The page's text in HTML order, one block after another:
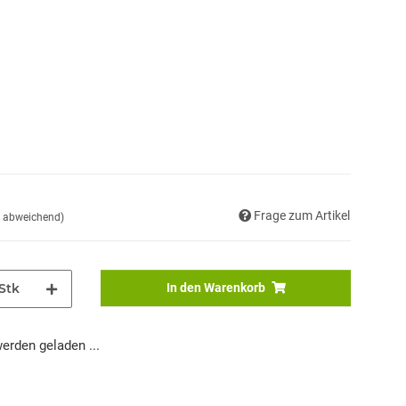
abweichend) Frage zum Artikel
In den Warenkorb
geladen ...